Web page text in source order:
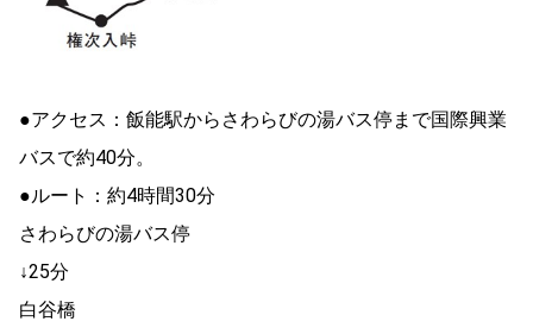
●アクセス：飯能駅からさわらびの湯バス停まで国際興業
バスで約40分。
●ルート：約4時間30分
さわらびの湯バス停
↓25分
白谷橋